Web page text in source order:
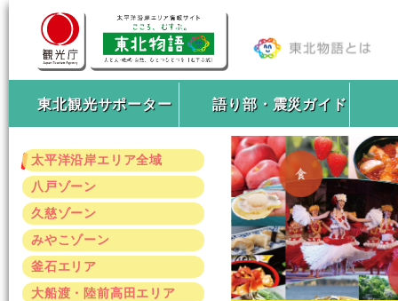
東北観光サポーター 語り部・震災ガイド
太平洋沿岸エリア全域
八戸ゾーン
久慈ゾーン
みやこゾーン
釜石エリア
大船渡・陸前高田エリア